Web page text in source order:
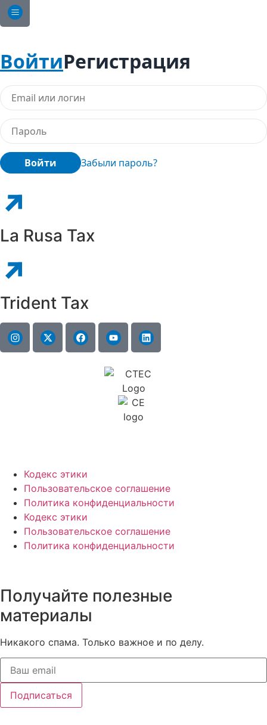
ВойтиРегистрация
Войти Забыли пароль?
La Rusa Tax
Trident Tax
Кодекс этики
Пользовательское соглашение
Политика конфиденциальности
Кодекс этики
Пользовательское соглашение
Политика конфиденциальности
Получайте полезные
материалы
Никакого спама. Только важное и по делу.
Подписаться